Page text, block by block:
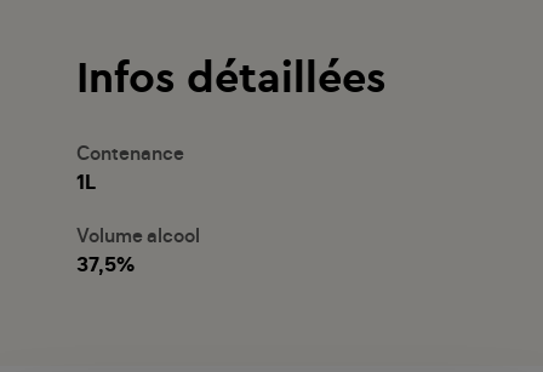
Infos détaillées
Contenance
1L
Volume alcool
37,5%